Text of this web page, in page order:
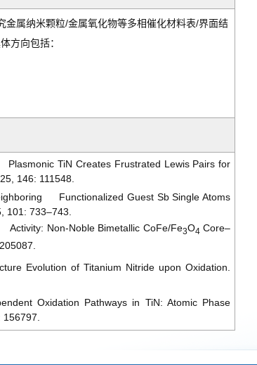
金属纳米颗粒/金属氧化物等多相催化材料表/界面结
方向包括：
TiN Creates Frustrated Lewis Pairs for
146: 111548.
Functionalized Guest Sb Single Atoms
101: 733–743.
Activity: Non-Noble Bimetallic CoFe/Fe3O4 Core–
Evolution of Titanium Nitride upon Oxidation.
Oxidation Pathways in TiN: Atomic Phase